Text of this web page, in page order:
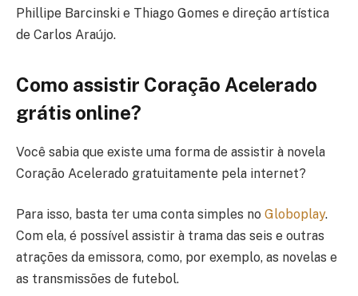
Phillipe Barcinski e Thiago Gomes e direção artística
de Carlos Araújo.
Como assistir Coração Acelerado
grátis online?
Você sabia que existe uma forma de assistir à novela
Coração Acelerado gratuitamente pela internet?
Para isso, basta ter uma conta simples no Globoplay.
Com ela, é possível assistir à trama das seis e outras
atrações da emissora, como, por exemplo, as novelas e
as transmissões de futebol.